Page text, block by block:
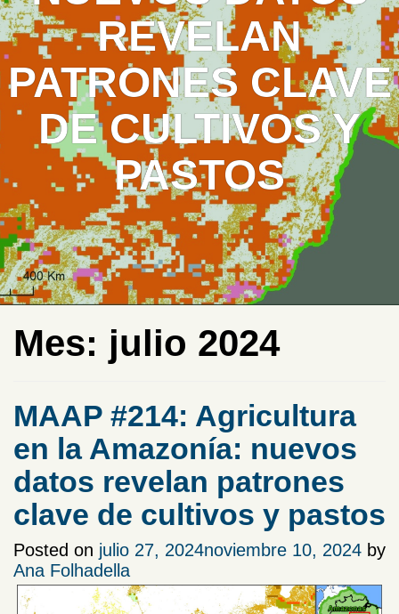
REVELAN
PATRONES CLAVE
DE CULTIVOS Y
PASTOS
Mes: julio 2024
MAAP #214: Agricultura
en la Amazonía: nuevos
datos revelan patrones
clave de cultivos y pastos
Posted on julio 27, 2024noviembre 10, 2024 by
Ana Folhadella